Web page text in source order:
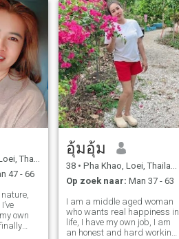
Thailand
47 - 66
nature,
own
อุ้มอุ้ม
38 • Pha Khao, Loei, Thailand
Op zoek naar: Man 37 - 63
I am a middle aged woman
who wants real happiness in
life, I have my own job, I am
an honest and hard working